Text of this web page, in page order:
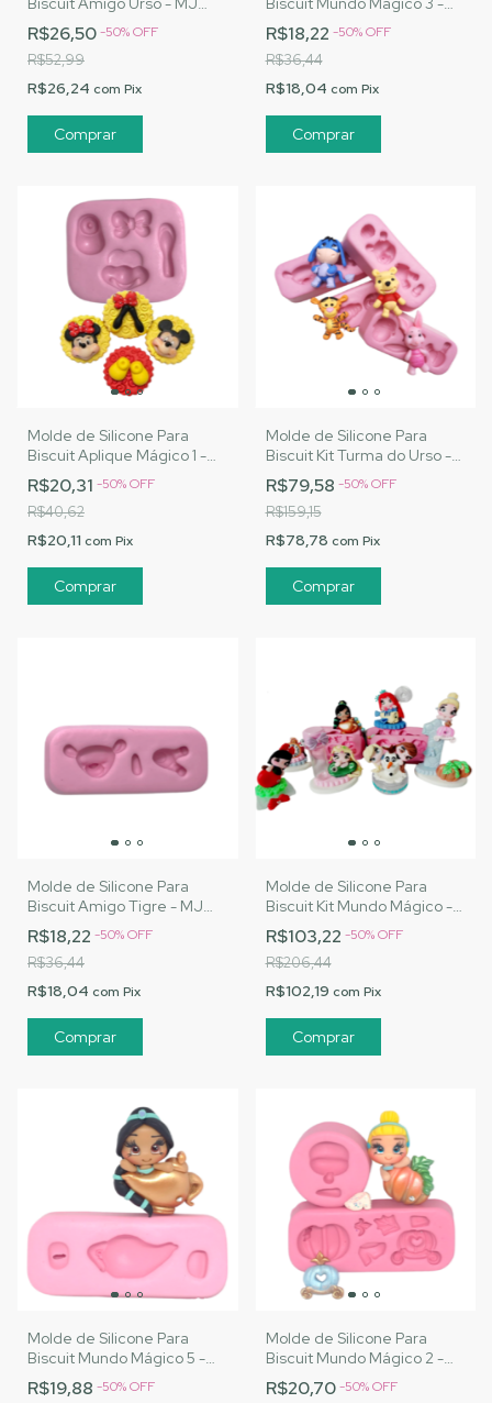
Artesanatos |Cód. 1478
R$26,50-50%OFF
R$52,99
R$26,24 com Pix
MJ Artesanatos |Cód. 1474
R$18,22 -50%OFF
R$36,44
R$18,04 com Pix
Molde de Silicone Para
Biscuit Aplique Mágico 1 -
MJ Artesanatos |Cód. 1486
R$20,31 -50%OFF
R$40,62
R$20,11 com Pix
Molde de Silicone Para
Biscuit Kit Turma do Urso -
MJ Artesanatos |Cód. 1482
R$79,58 -50%OFF
R$159,15
R$78,78 com Pix
Molde de Silicone Para
Biscuit Amigo Tigre - MJ
Artesanatos |Cód. 1479
R$18,22 -50%OFF
R$36,44
R$18,04 com Pix
Molde de Silicone Para
Biscuit Kit Mundo Mágico -
MJ Artesanatos |Cód. 1477
R$103,22 -50%OFF
R$206,44
R$102,19 com Pix
Molde de Silicone Para
Biscuit Mundo Mágico 5 -
MJ Artesanatos |Cód. 1476
R$19,88 -50%OFF
Molde de Silicone Para
Biscuit Mundo Mágico 2 -
MJ Artesanatos |Cód. 1473
R$20,70-50%OFF